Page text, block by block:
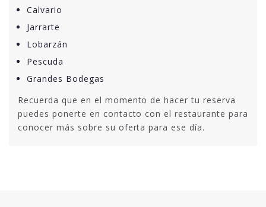
Calvario
Jarrarte
Lobarzán
Pescuda
Grandes Bodegas
Recuerda que en el momento de hacer tu reserva
puedes ponerte en contacto con el restaurante para
conocer más sobre su oferta para ese día.